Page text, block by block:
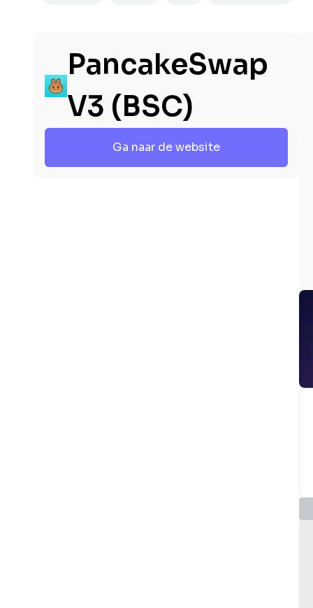
PancakeSwap
V3 (BSC)
Ga naar de website